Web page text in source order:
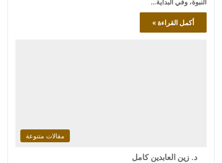
النبوة، وفي البداية…
أكمل القراءة »
مقالات متنوعة
د. زين العابدين كامل